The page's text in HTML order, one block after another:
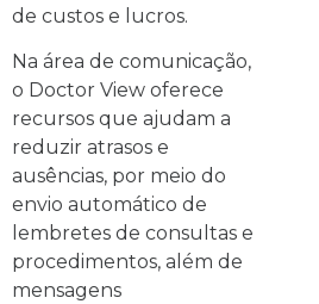
de custos e lucros.
Na área de comunicação,
o Doctor View oferece
recursos que ajudam a
reduzir atrasos e
ausências, por meio do
envio automático de
lembretes de consultas e
procedimentos, além de
mensagens